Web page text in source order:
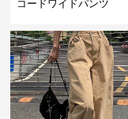
コードワイドパンツ